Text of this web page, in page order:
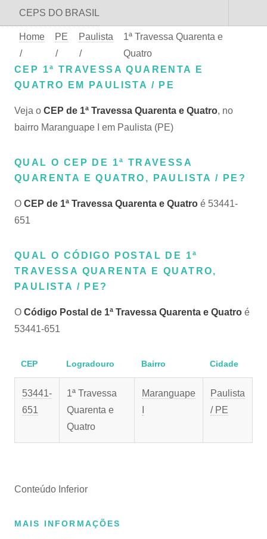
CEPS DO BRASIL
Home
/
PE
/
Paulista
/
1ª Travessa Quarenta e
Quatro
CEP 1ª TRAVESSA QUARENTA E
QUATRO EM PAULISTA / PE
Veja o CEP de 1ª Travessa Quarenta e Quatro, no
bairro Maranguape I em Paulista (PE)
QUAL O CEP DE 1ª TRAVESSA
QUARENTA E QUATRO, PAULISTA / PE?
O CEP de 1ª Travessa Quarenta e Quatro é 53441-
651
QUAL O CÓDIGO POSTAL DE 1ª
TRAVESSA QUARENTA E QUATRO,
PAULISTA / PE?
O Código Postal de 1ª Travessa Quarenta e Quatro é
53441-651
CEP Logradouro Bairro Cidade
53441-
651
1ª Travessa
Quarenta e
Quatro
Maranguape
Paulista
/ PE
Conteúdo Inferior
MAIS INFORMAÇÕES